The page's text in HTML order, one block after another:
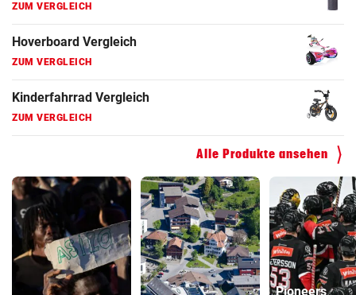
ZUM VERGLEICH
Hoverboard Vergleich
ZUM VERGLEICH
Kinderfahrrad Vergleich
ZUM VERGLEICH
Alle Produkte ansehen
Pioneers